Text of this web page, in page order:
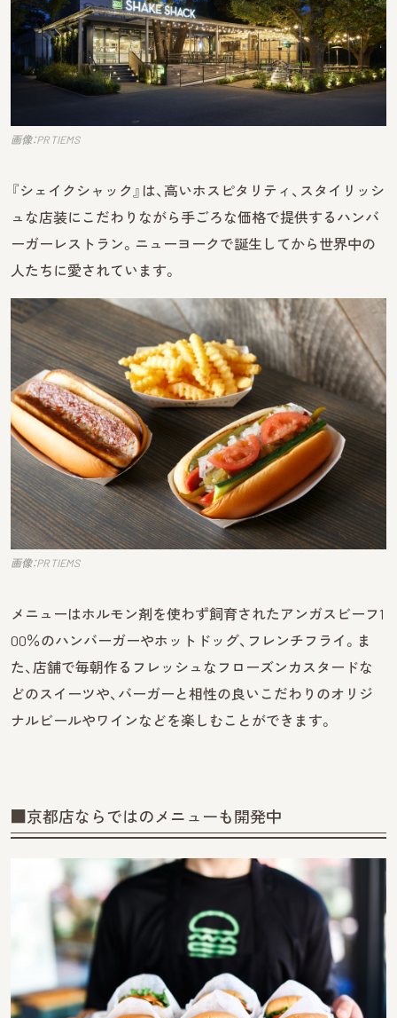
画像：PR TIEMS
『シェイクシャック』は、高いホスピタリティ、スタイリッシ
ュな店装にこだわりながら手ごろな価格で提供するハンバ
ーガーレストラン。ニューヨークで誕生してから世界中の
人たちに愛されています。
画像：PR TIEMS
メニューはホルモン剤を使わず飼育されたアンガスビーフ1
00％のハンバーガーやホットドッグ、フレンチフライ。ま
た、店舗で毎朝作るフレッシュなフローズンカスタードな
どのスイーツや、バーガーと相性の良いこだわりのオリジ
ナルビールやワインなどを楽しむことができます。
■京都店ならではのメニューも開発中